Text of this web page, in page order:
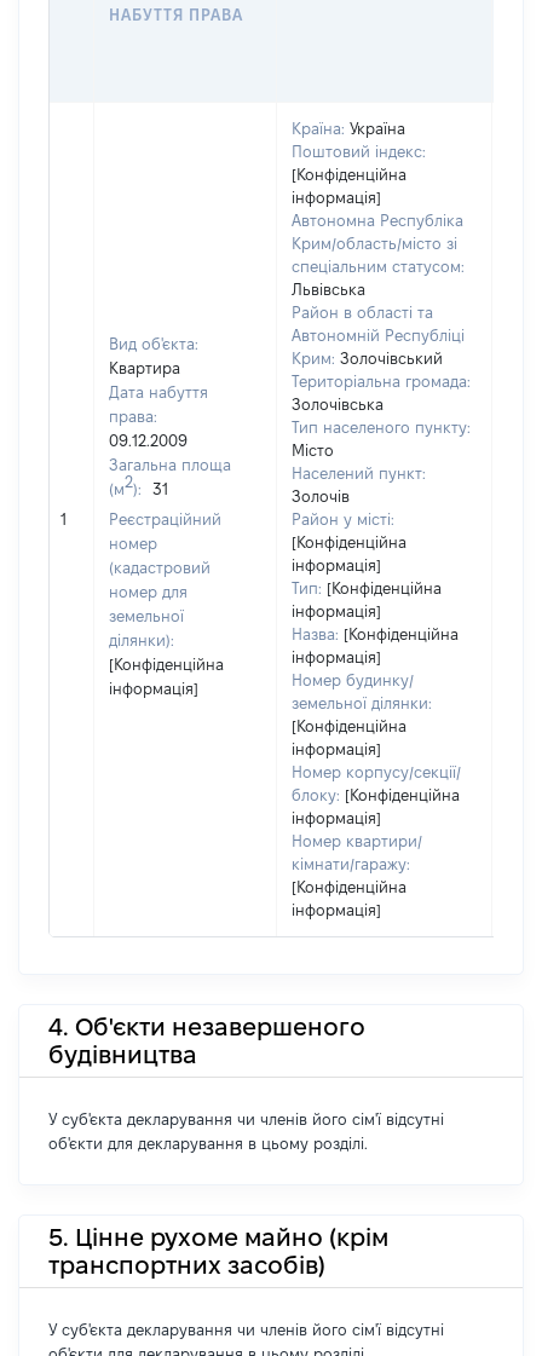
НАБУТТЯ ПРАВА
1
Вид об'єкта:
Квартира
Дата набуття
права:
09.12.2009
Загальна площа
(м2):
31
Реєстраційний
номер
(кадастровий
номер для
земельної
ділянки):
[Конфіденційна
інформація]
Країна: Україна
Поштовий індекс:
[Конфіденційна
інформація]
Автономна Республіка
Крим/область/місто зі
спеціальним статусом:
Львівська
Район в області та
Автономній Республіці
Крим: Золочівський
Територіальна громада:
Золочівська
Тип населеного пункту:
Місто
Населений пункт:
Золочів
Район у місті:
[Конфіденційна
інформація]
Тип: [Конфіденційна
інформація]
Назва: [Конфіденційна
інформація]
Номер будинку/
земельної ділянки:
[Конфіденційна
інформація]
Номер корпусу/секції/
блоку: [Конфіденційна
інформація]
Номер квартири/
кімнати/гаражу:
[Конфіденційна
інформація]
4. Об'єкти незавершеного
будівництва
У суб'єкта декларування чи членів його сім'ї відсутні
об'єкти для декларування в цьому розділі.
5. Цінне рухоме майно (крім
транспортних засобів)
У суб'єкта декларування чи членів його сім'ї відсутні